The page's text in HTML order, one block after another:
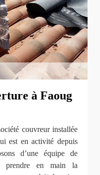
à Faoug
couvreur installée
est en activité depuis
d’une équipe de
prendre en main la